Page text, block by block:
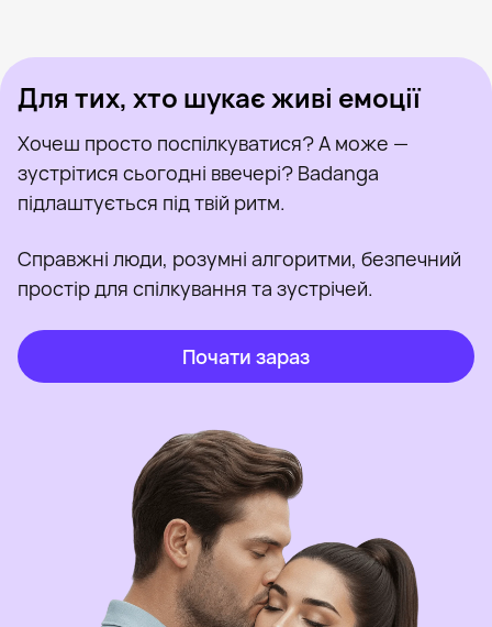
Для тих, хто шукає живі емоції
Хочеш просто поспілкуватися? А може —
зустрітися сьогодні ввечері? Badanga
підлаштується під твій ритм.
Справжні люди, розумні алгоритми, безпечний
простір для спілкування та зустрічей.
Почати зараз